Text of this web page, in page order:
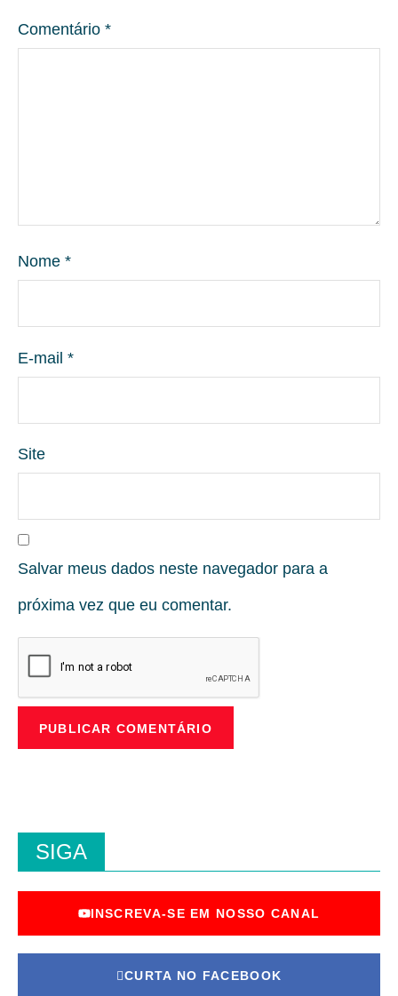
Comentário *
Nome *
E-mail *
Site
Salvar meus dados neste navegador para a
próxima vez que eu comentar.
SIGA
INSCREVA-SE EM NOSSO CANAL
CURTA NO FACEBOOK